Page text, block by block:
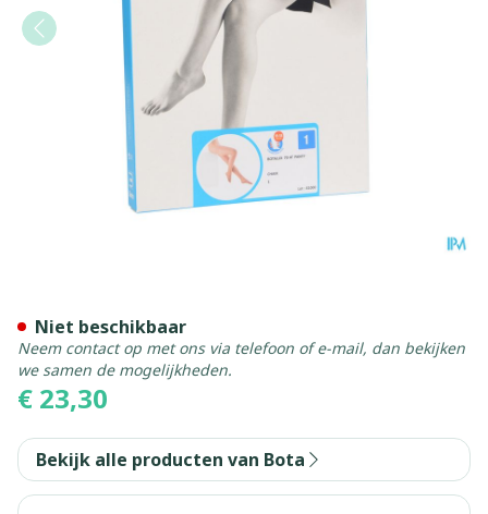
€ 23,30
Niet beschikbaar
Neem contact op met ons via telefoon of e-mail, dan bekijken
we samen de mogelijkheden.
Bekijk alle producten van Bota